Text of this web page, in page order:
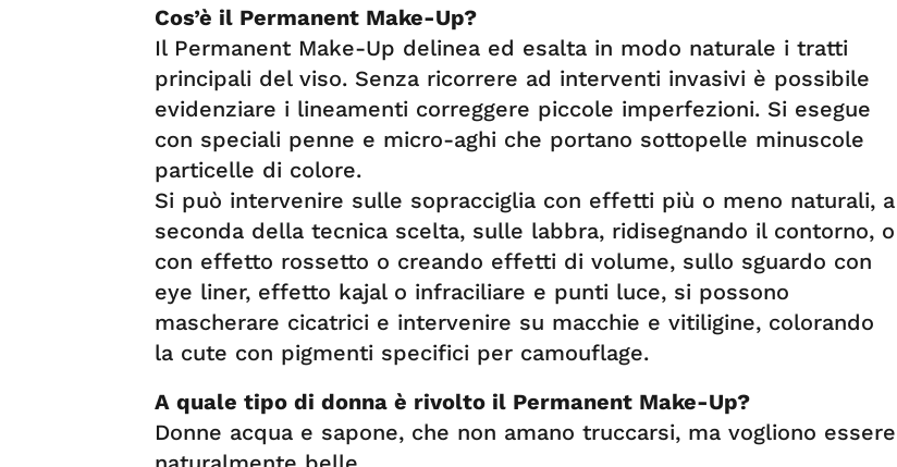
Cos’è il Permanent Make-Up?
Il Permanent Make-Up delinea ed esalta in modo naturale i tratti
principali del viso. Senza ricorrere ad interventi invasivi è possibile
evidenziare i lineamenti correggere piccole imperfezioni. Si esegue
con speciali penne e micro-aghi che portano sottopelle minuscole
particelle di colore.
Si può intervenire sulle sopracciglia con effetti più o meno naturali, a
seconda della tecnica scelta, sulle labbra, ridisegnando il contorno, o
con effetto rossetto o creando effetti di volume, sullo sguardo con
eye liner, effetto kajal o infraciliare e punti luce, si possono
mascherare cicatrici e intervenire su macchie e vitiligine, colorando
la cute con pigmenti specifici per camouflage.
A quale tipo di donna è rivolto il Permanent Make-Up?
Donne acqua e sapone, che non amano truccarsi, ma vogliono essere